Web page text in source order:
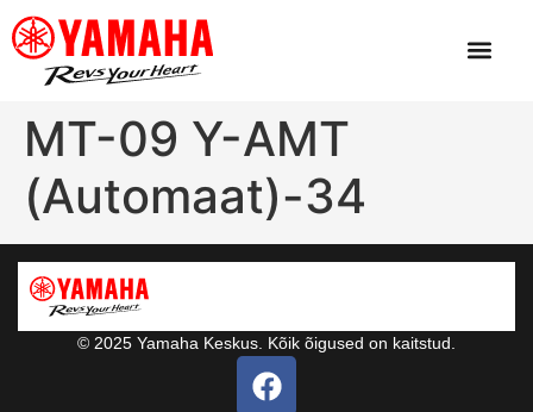
MT-09 Y-AMT
(Automaat)-34
© 2025 Yamaha Keskus. Kõik õigused on kaitstud.